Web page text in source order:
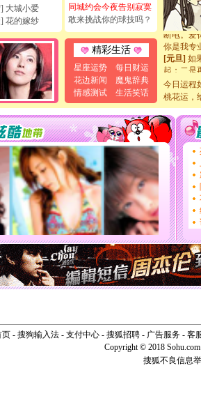
大城小爱
花的嫁纱
同城约会今夜告别寂寞
敢来挑战你的球技吗？
精彩生活
星座运势
每日财运
花边新闻
魔鬼辞典
情感测试
生活笑话
如意,快
[元旦]看
断电。爱
你是我专
[元旦] 如
起；二是
离。水
[元旦]当
泣，这痛
卖了。水
[春节]风
颜！冬
道一声
[春节]
传
片叶子
送你一
[圣诞节]
你太多
要平安
[圣诞节]
能正大光
天都要快
[圣诞节]
如意,快
[元旦]看
[元旦]如
起；二是
离。水晶
[元旦]当
今日运程
桃花运，
页- 搜狗输入法- 支付中心- 搜狐招聘- 广告服务- 客
Copyright © 2018
搜狐不良信息